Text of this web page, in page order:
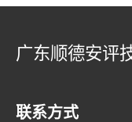
广东顺德安评
联系方式